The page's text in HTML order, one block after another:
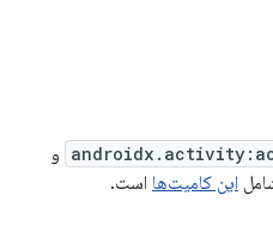
و
این کامیت‌ها است.